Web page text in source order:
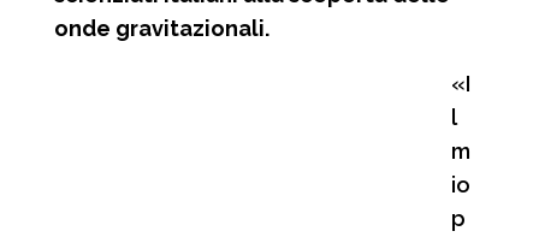
onde gravitazionali.
«I
l
m
io
p